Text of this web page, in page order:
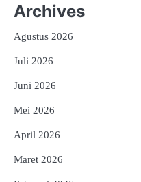
Archives
Agustus 2026
Juli 2026
Juni 2026
Mei 2026
April 2026
Maret 2026